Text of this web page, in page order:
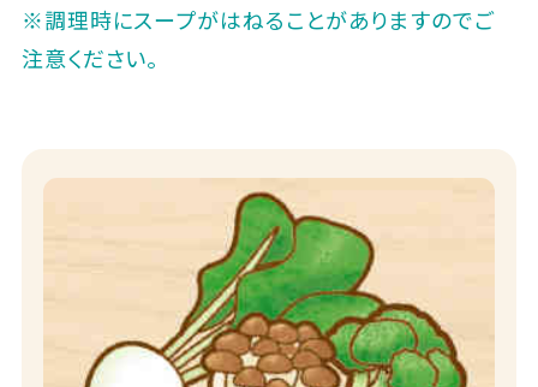
※調理時にスープがはねることがありますのでご
注意ください。